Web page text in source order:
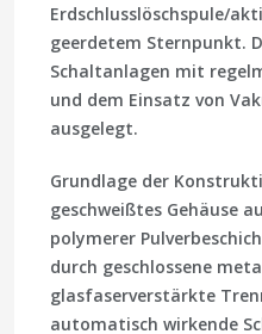
Erdschlusslöschspule/
geerdetem Sternpunkt.
Schaltanlagen mit
und dem Einsatz von
ausgelegt.
Grundlage der
geschweißtes Gehäuse
polymerer
durch geschlossene
glasfaserverstärkte
automatisch wirkende